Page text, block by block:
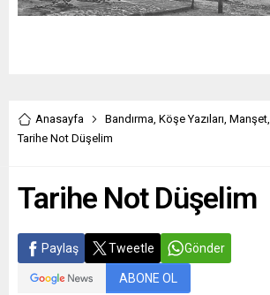
Anasayfa Bandırma, Köşe Yazıları, Manşet,
Tarihe Not Düşelim
Tarihe Not Düşelim
Paylaş Tweetle Gönder
ABONE OL